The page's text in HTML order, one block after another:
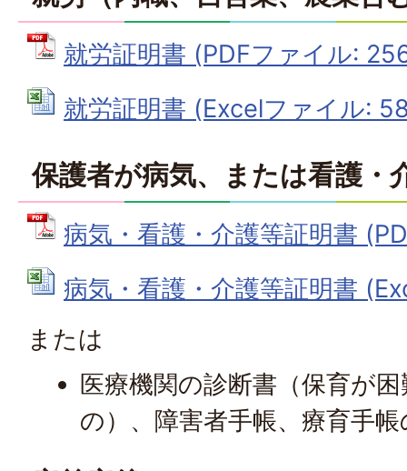
就労証明書 (PDFファイル:
就労証明書 (Excelファイル:
保護者が病気、または看護・
病気・看護・介護等証明書
病気・看護・介護等証明書
または
医療機関の診断書（保育が
の）、障害者手帳、療育手